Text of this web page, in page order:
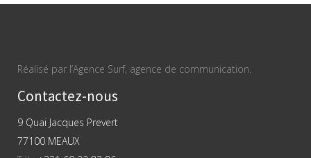
Réalisé par l’Agence Surf, agence de communication.
Contactez-nous
9 Quai Jacques Prevert
77100 MEAUX